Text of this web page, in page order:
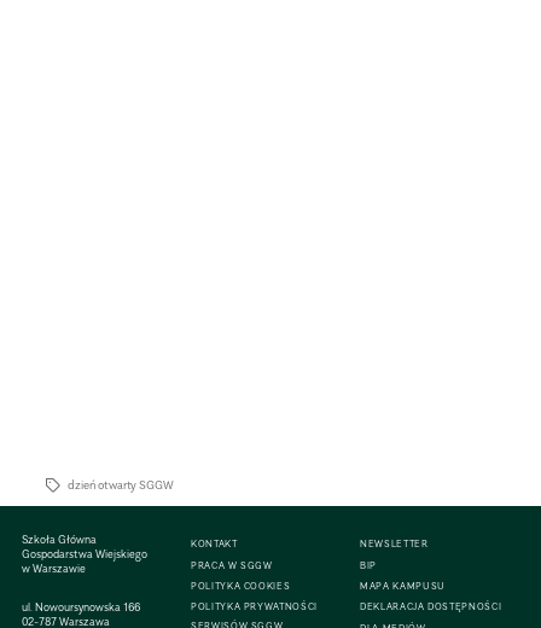
dzień otwarty SGGW
Szkoła Główna
Gospodarstwa Wiejskiego
w Warszawie
ul. Nowoursynowska 166
02-787 Warszawa
KONTAKT
PRACA W SGGW
POLITYKA COOKIES
POLITYKA PRYWATNOŚCI
NEWSLETTER
BIP
MAPA KAMPUSU
DEKLARACJA DOSTĘPNOŚCI